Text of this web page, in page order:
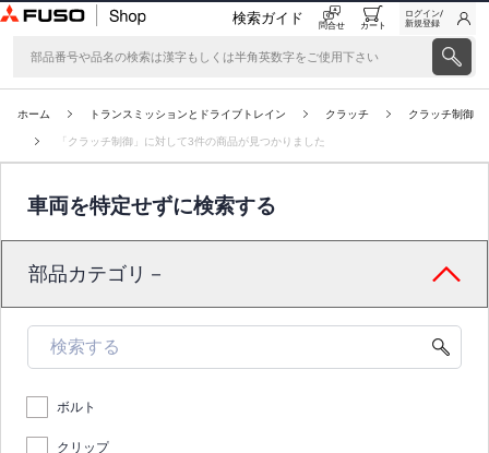
検索ガイド 問合せ カート
ログイン/
新規登録
ホーム トランスミッションとドライブトレイン クラッチ クラッチ制御
「クラッチ制御」に対して3件の商品が見つかりました
車両を特定せずに検索する
部品カテゴリ－
ボルト
クリップ